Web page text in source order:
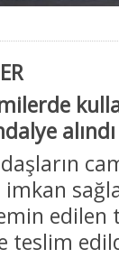
alındı
edilen
teslim